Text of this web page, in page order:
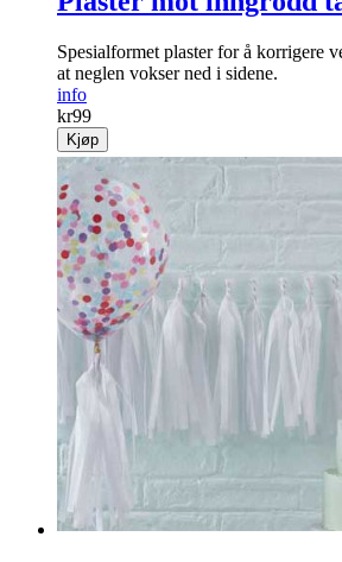
Spesialformet ­plaster for å ­korrigere
at neglen vokser ned i sidene.
info
kr99
Kjøp